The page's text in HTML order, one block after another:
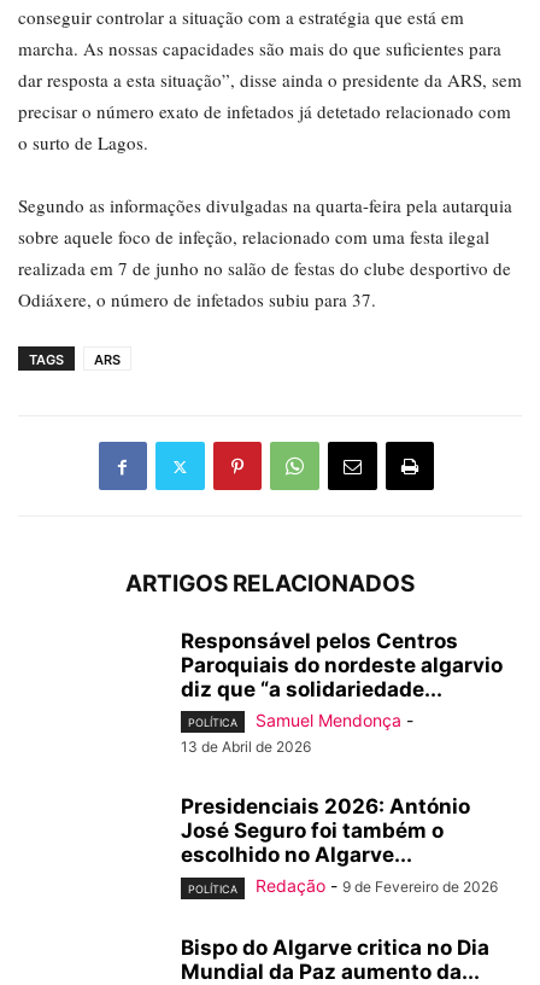
conseguir controlar a situação com a estratégia que está em
marcha. As nossas capacidades são mais do que suficientes para
dar resposta a esta situação”, disse ainda o presidente da ARS, sem
precisar o número exato de infetados já detetado relacionado com
o surto de Lagos.
Segundo as informações divulgadas na quarta-feira pela autarquia
sobre aquele foco de infeção, relacionado com uma festa ilegal
realizada em 7 de junho no salão de festas do clube desportivo de
Odiáxere, o número de infetados subiu para 37.
TAGS ARS
ARTIGOS RELACIONADOS
Responsável pelos Centros
Paroquiais do nordeste algarvio
diz que “a solidariedade...
POLÍTICA Samuel Mendonça -
13 de Abril de 2026
Presidenciais 2026: António
José Seguro foi também o
escolhido no Algarve...
POLÍTICA Redação - 9 de Fevereiro de 2026
Bispo do Algarve critica no Dia
Mundial da Paz aumento da...